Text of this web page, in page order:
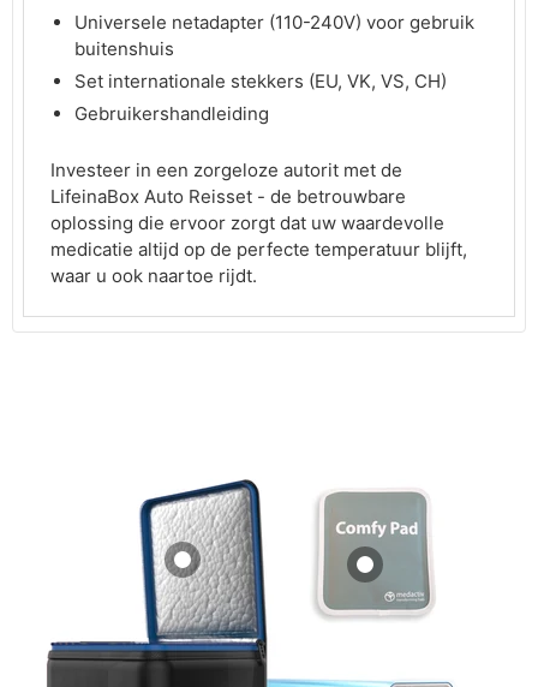
Universele netadapter (110-240V) voor gebruik
buitenshuis
Set internationale stekkers (EU, VK, VS, CH)
Gebruikershandleiding
Investeer in een zorgeloze autorit met de
LifeinaBox Auto Reisset - de betrouwbare
oplossing die ervoor zorgt dat uw waardevolle
medicatie altijd op de perfecte temperatuur blijft,
waar u ook naartoe rijdt.
iCool Medicube
Compact 36 uur (2
- 8°C)
Comfy Pad voor